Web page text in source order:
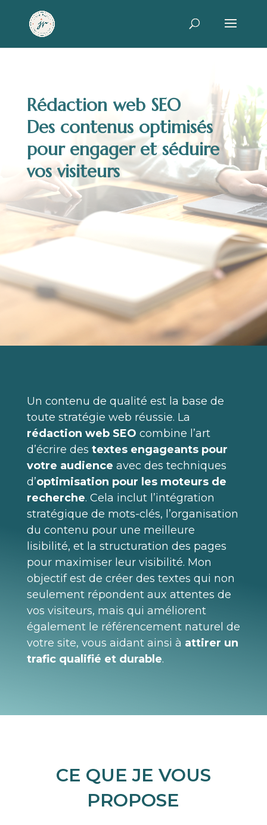
Rédaction web SEO
Des contenus optimisés
pour engager et séduire
vos visiteurs
Un contenu de qualité est la base de
toute stratégie web réussie. La
rédaction web SEO combine l’art
d’écrire des textes engageants pour
votre audience avec des techniques
d’optimisation pour les moteurs de
recherche. Cela inclut l’intégration
stratégique de mots-clés, l’organisation
du contenu pour une meilleure
lisibilité, et la structuration des pages
pour maximiser leur visibilité. Mon
objectif est de créer des textes qui non
seulement répondent aux attentes de
vos visiteurs, mais qui améliorent
également le référencement naturel de
votre site, vous aidant ainsi à attirer un
trafic qualifié et durable.
CE QUE JE VOUS
PROPOSE